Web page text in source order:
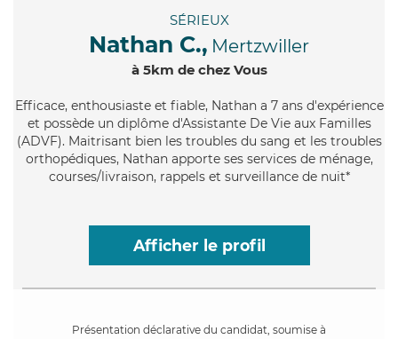
SÉRIEUX
Nathan C., Mertzwiller
à 5km de chez Vous
Efficace, enthousiaste et fiable, Nathan a 7 ans d'expérience
et possède un diplôme d'Assistante De Vie aux Familles
(ADVF). Maitrisant bien les troubles du sang et les troubles
orthopédiques, Nathan apporte ses services de ménage,
courses/livraison, rappels et surveillance de nuit*
Afficher le profil
Présentation déclarative du candidat, soumise à